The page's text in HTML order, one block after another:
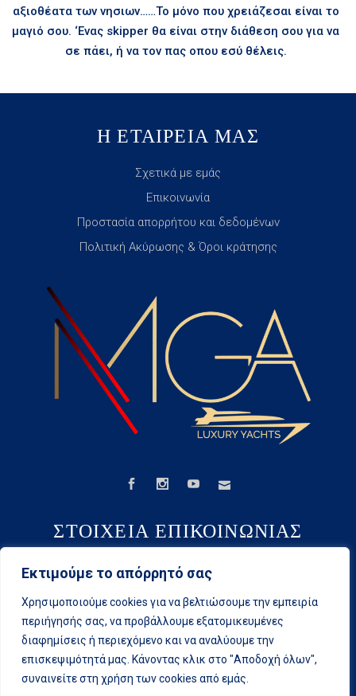
Εκτιμούμε το απόρρητό σας
Χρησιμοποιούμε cookies για να βελτιώσουμε την εμπειρία
περιήγησής σας, να προβάλλουμε εξατομικευμένες
διαφημίσεις ή περιεχόμενο και να αναλύουμε την
επισκεψιμότητά μας. Κάνοντας κλικ στο "Αποδοχή όλων",
συναινείτε στη χρήση των cookies από εμάς.
αξιοθέατα των νησιων……Το μόνο που χρειάζεσαι είναι το
μαγιό σου. ‘Ενας skipper θα είναι στην διάθεση σου για να
σε πάει, ή να τον πας οπου εσύ θέλεις.
Η ΕΤΑΙΡΕΙΑ ΜΑΣ
Σχετικά με εμάς
Επικοινωνία
Προστασία απορρήτου και δεδομένων
Πολιτική Ακύρωσης & Όροι κράτησης
ΣΤΟΙΧΕΙΑ ΕΠΙΚΟΙΝΩΝΙΑΣ
+306980522898
mga.yachting@gmail.com
Ροστώβ 56, Βόλος T.K.38222